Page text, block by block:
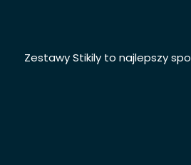
Zestawy Stikily to najlepszy